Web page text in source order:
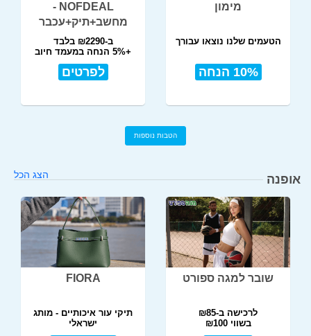
מימון
הטעמים שלנו נוצאו עבורך
10% הנחה
NOFDEAL -
מחשב+תיק+עכבר
ב-₪2290 בלבד
+5% הנחה במעמד חיוב
לפרטים
הטבות נוספות
אופנה הצג הכל
שובר למגה ספורט
לרכישה ב-₪85
בשווי ₪100
FIORA
תיקי עור איכותיים - מותג
ישראלי